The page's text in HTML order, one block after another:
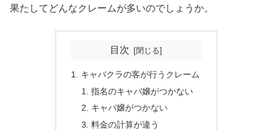
果たしてどんなクレームが多いのでしょうか。
目次
キャバクラの客が行うクレーム
指名のキャバ嬢がつかない
キャバ嬢がつかない
料金の計算が違う